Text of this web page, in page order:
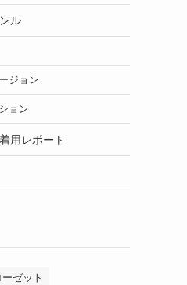
ル
ジョン
ョン
用レポート
ゼット